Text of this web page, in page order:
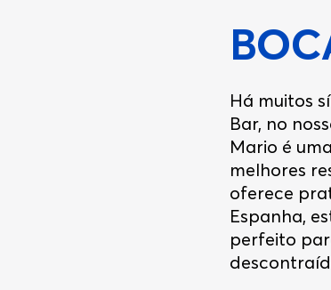
Há muitos
Bar, no
Mario é
melhores
oferece
Espanha,
perfeito